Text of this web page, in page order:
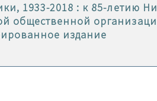
1933-2018 : к 85-летию
общественной
издание